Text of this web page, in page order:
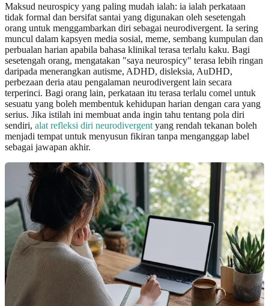
Maksud neurospicy yang paling mudah ialah: ia ialah perkataan
tidak formal dan bersifat santai yang digunakan oleh sesetengah
orang untuk menggambarkan diri sebagai neurodivergent. Ia sering
muncul dalam kapsyen media sosial, meme, sembang kumpulan dan
perbualan harian apabila bahasa klinikal terasa terlalu kaku. Bagi
sesetengah orang, mengatakan "saya neurospicy" terasa lebih ringan
daripada menerangkan autisme, ADHD, disleksia, AuDHD,
perbezaan deria atau pengalaman neurodivergent lain secara
terperinci. Bagi orang lain, perkataan itu terasa terlalu comel untuk
sesuatu yang boleh membentuk kehidupan harian dengan cara yang
serius. Jika istilah ini membuat anda ingin tahu tentang pola diri
sendiri, alat refleksi diri neurodivergent yang rendah tekanan boleh
menjadi tempat untuk menyusun fikiran tanpa menganggap label
sebagai jawapan akhir.